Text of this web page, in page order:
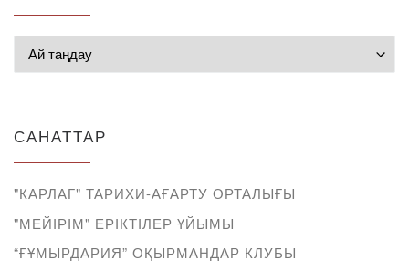
САНАТТАР
"КАРЛАГ" ТАРИХИ-АҒАРТУ ОРТАЛЫҒЫ
"МЕЙІРІМ" ЕРІКТІЛЕР ҰЙЫМЫ
“ҒҰМЫРДАРИЯ” ОҚЫРМАНДАР КЛУБЫ